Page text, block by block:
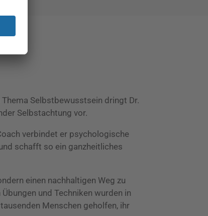
Selbstbewusstsein dringt Dr.
Selbstachtung vor.
verbindet er psychologische
schafft so ein ganzheitliches
einen nachhaltigen Weg zu
und Techniken wurden in
Menschen geholfen, ihr